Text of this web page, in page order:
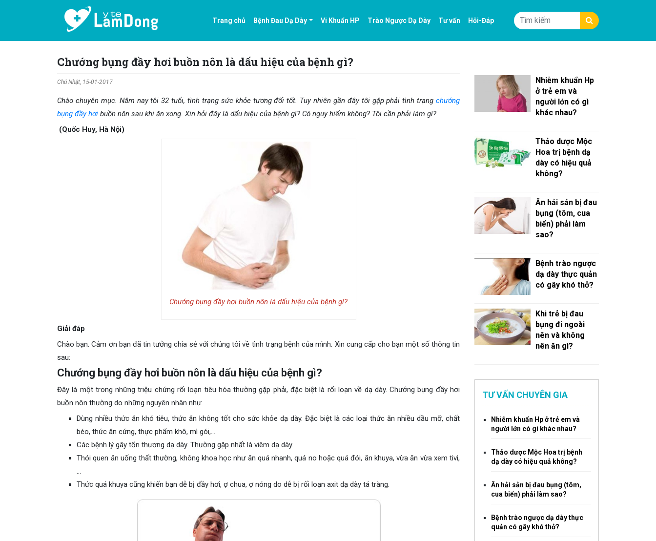
Trang chủ Bệnh Đau Dạ Dày Vi Khuẩn HP Trào Ngược Dạ Dày Tư vấn Hỏi-Đáp
Chướng bụng đầy hơi buồn nôn là dấu hiệu của bệnh gì?
Chủ Nhật, 15-01-2017
Chào chuyên mục. Năm nay tôi 32 tuổi, tình trạng sức khỏe tương đối tốt. Tuy nhiên gần đây tôi gặp phải tình trạng chướng
bụng đầy hơi buồn nôn sau khi ăn xong. Xin hỏi đây là dấu hiệu của bệnh gì? Có nguy hiểm không? Tôi cần phải làm gì?
(Quốc Huy, Hà Nội)
Chướng bụng đầy hơi buồn nôn là dấu hiệu của bệnh gì?
Giải đáp
Chào bạn. Cảm ơn bạn đã tin tưởng chia sẻ với chúng tôi về tình trạng bệnh của mình. Xin cung cấp cho bạn một số thông tin
sau:
Chướng bụng đầy hơi buồn nôn là dấu hiệu của bệnh gì?
Đây là một trong những triệu chứng rối loạn tiêu hóa thường gặp phải, đặc biệt là rối loạn về dạ dày. Chướng bụng đầy hơi
buồn nôn thường do những nguyên nhân như:
Dùng nhiều thức ăn khó tiêu, thức ăn không tốt cho sức khỏe dạ dày. Đặc biệt là các loại thức ăn nhiều dầu mỡ, chất
béo, thức ăn cứng, thực phẩm khô, mì gói,…
Các bệnh lý gây tổn thương dạ dày. Thường gặp nhất là viêm dạ dày.
Thói quen ăn uống thất thường, không khoa học như ăn quá nhanh, quá no hoặc quá đói, ăn khuya, vừa ăn vừa xem tivi,
…
Thức quá khuya cũng khiến bạn dễ bị đầy hơi, ợ chua, ợ nóng do dễ bị rối loạn axit dạ dày tá tràng.
Nhiễm khuẩn Hp
ở trẻ em và
người lớn có gì
khác nhau?
Thảo dược Mộc
Hoa trị bệnh dạ
dày có hiệu quả
không?
Ăn hải sản bị đau
bụng (tôm, cua
biển) phải làm
sao?
Bệnh trào ngược
dạ dày thực quản
có gây khó thở?
Khi trẻ bị đau
bụng đi ngoài
nên và không
nên ăn gì?
TƯ VẤN CHUYÊN GIA
Nhiễm khuẩn Hp ở trẻ em và
người lớn có gì khác nhau?
Thảo dược Mộc Hoa trị bệnh
dạ dày có hiệu quả không?
Ăn hải sản bị đau bụng (tôm,
cua biển) phải làm sao?
Bệnh trào ngược dạ dày thực
quản có gây khó thở?